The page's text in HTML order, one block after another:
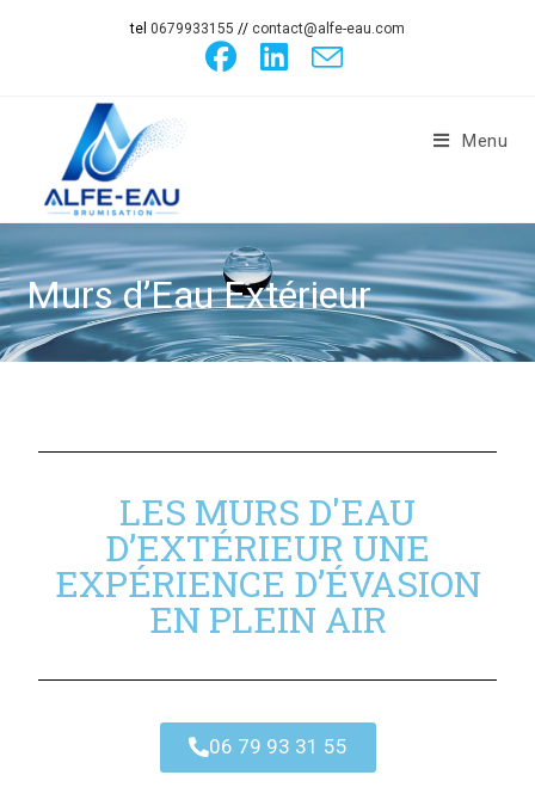
tel 0679933155 // contact@alfe-eau.com
Menu
Murs d’Eau Extérieur
LES MURS D'EAU
D’EXTÉRIEUR UNE
EXPÉRIENCE D’ÉVASION
EN PLEIN AIR​
06 79 93 31 55